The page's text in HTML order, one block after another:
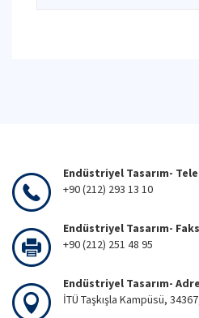
Endüstriyel Tasarım-
+90 (212) 293 13 10
Endüstriyel Tasarım- Faks
+90 (212) 251 48 95
Endüstriyel Tasarım-
İTÜ Taşkışla Kampüsü,